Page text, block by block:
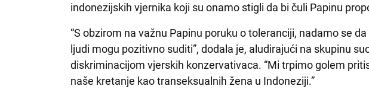
indonezijskih vjernika koji su onamo stigli da bi čuli Papinu
“S obzirom na važnu Papinu poruku o toleranciji, nadamo se
ljudi mogu pozitivno suditi”, dodala je, aludirajući na skupinu
diskriminacijom vjerskih konzervativaca. “Mi trpimo golem
naše kretanje kao transeksualnih žena u Indoneziji.”